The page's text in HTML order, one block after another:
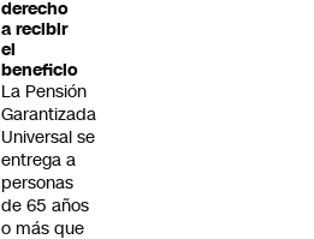
derecho
a recibir
el
beneficio
La Pensión
Garantizada
Universal se
entrega a
personas
de 65 años
o más que